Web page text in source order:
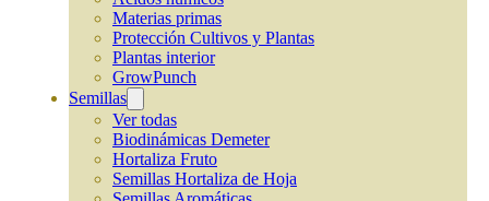
Materias primas
Protección Cultivos y Plantas
Plantas interior
GrowPunch
Semillas
Ver todas
Biodinámicas Demeter
Hortaliza Fruto
Semillas Hortaliza de Hoja